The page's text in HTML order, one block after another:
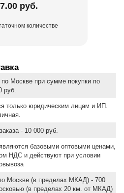
руб.
количестве
по Москве при сумме покупки по
руб.
только юридическим лицам и ИП.
- 10 000 руб.
базовыми оптовыми ценами,
НДС и действуют при условии
Москве (в пределах МКАД) - 700
(в пределах 20 км. от МКАД)